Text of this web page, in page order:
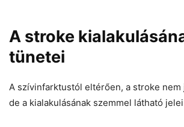
A stroke
tünetei
A szívinfarktustól eltérően, a stroke nem
de a kialakulásának szemmel látható